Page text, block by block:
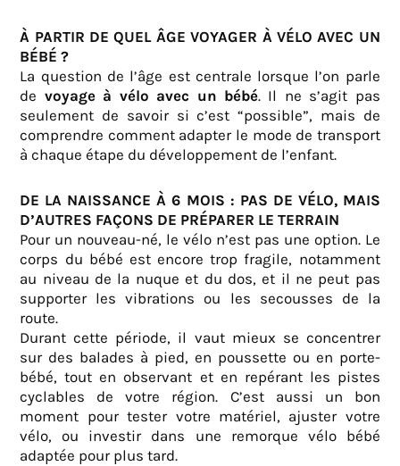
À PARTIR DE QUEL ÂGE VOYAGER À VÉLO AVEC UN
BÉBÉ ?
La question de l’âge est centrale lorsque l’on parle
de voyage à vélo avec un bébé. Il ne s’agit pas
seulement de savoir si c’est “possible”, mais de
comprendre comment adapter le mode de transport
à chaque étape du développement de l’enfant.
DE LA NAISSANCE À 6 MOIS : PAS DE VÉLO, MAIS
D’AUTRES FAÇONS DE PRÉPARER LE TERRAIN
Pour un nouveau-né, le vélo n’est pas une option. Le
corps du bébé est encore trop fragile, notamment
au niveau de la nuque et du dos, et il ne peut pas
supporter les vibrations ou les secousses de la
route.
Durant cette période, il vaut mieux se concentrer
sur des balades à pied, en poussette ou en porte-
bébé, tout en observant et en repérant les pistes
cyclables de votre région. C’est aussi un bon
moment pour tester votre matériel, ajuster votre
vélo, ou investir dans une remorque vélo bébé
adaptée pour plus tard.